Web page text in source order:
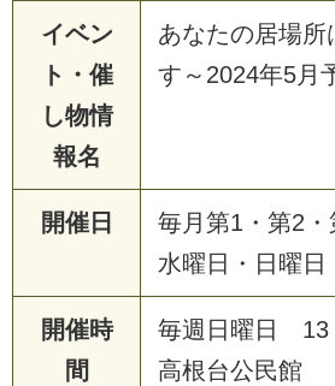
イベン
ト・催
し物情
報名
あなたの居場所
す～2024年5月
開催日
毎月第1・第2
水曜日・日曜日
開催時
間
毎週日曜日 13
高根台公民